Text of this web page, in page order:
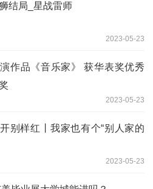
结局_星战雷师
2023-05-23
作品《音乐家》 获华表奖优秀
2023-05-23
别样红丨我家也有个“别人家的
2023-05-23